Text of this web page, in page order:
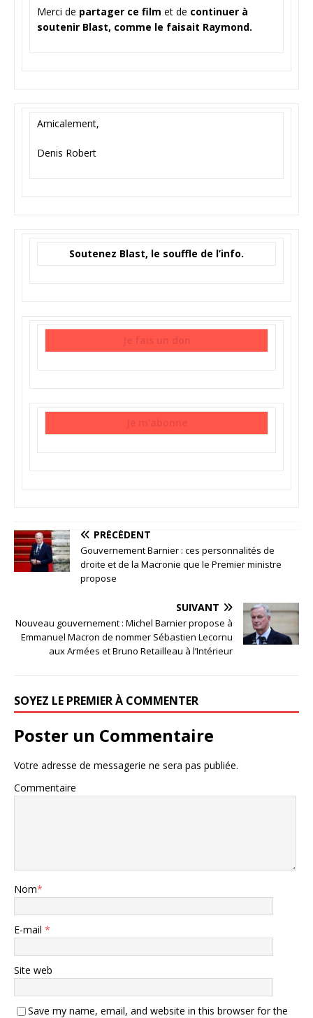
Merci de partager ce film et de continuer à
soutenir Blast, comme le faisait Raymond.
Amicalement,
Denis Robert
Soutenez Blast, le souffle de l’info.
Je fais un don
Je m’abonne
PRÉCÉDENT
Gouvernement Barnier : ces personnalités de
droite et de la Macronie que le Premier ministre
propose
SUIVANT
Nouveau gouvernement : Michel Barnier propose à
Emmanuel Macron de nommer Sébastien Lecornu
aux Armées et Bruno Retailleau à l’Intérieur
SOYEZ LE PREMIER À COMMENTER
Poster un Commentaire
Votre adresse de messagerie ne sera pas publiée.
Commentaire
Nom*
E-mail *
Site web
Save my name, email, and website in this browser for the